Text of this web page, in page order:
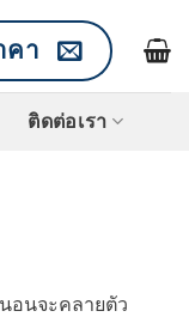
คา
ติดต่อเรา
อนจะคลายตัว